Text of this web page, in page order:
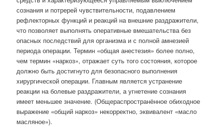
сознания и потререй чувствительности, подавлением
рефлекторных функций и реакций на внешние раздражители,
что позволяет выполнять оперативные вмешательства без
опасных последствий для организма и с полной амнезией
периода операции. Термин «общая анестезия» более полно,
чем термин «наркоз», отражает суть того состояния, которое
должно быть достигнуто для безопасного выполнения
хирургической операции. Главным является устранение
реакции на болевые раздражители, а угнетение сознания
имеет меньшее значение. (Общераспространённое обиходное
выражение «общий наркоз» некорректно, эквивалент «масло
масляное»).